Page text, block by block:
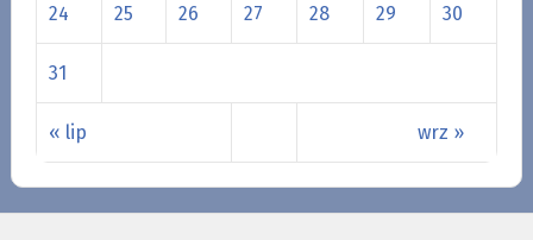
« lip wrz »
24 25 26 27 28 29 30
31